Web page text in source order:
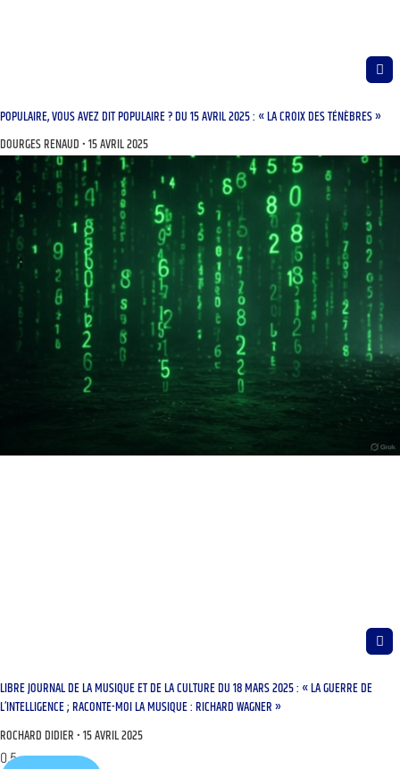
POPULAIRE, VOUS AVEZ DIT POPULAIRE ? DU 15 AVRIL 2025 : « LA CROIX DES TÉNÈBRES »
DOURGES RENAUD 15 AVRIL 2025
LIBRE JOURNAL DE LA MUSIQUE ET DE LA CULTURE DU 18 MARS 2025 : « LA GUERRE DE
L’INTELLIGENCE ; RACONTE-MOI LA MUSIQUE : RICHARD WAGNER »
ROCHARD DIDIER 15 AVRIL 2025